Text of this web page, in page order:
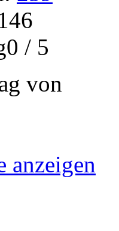
/ 5
von
anzeigen